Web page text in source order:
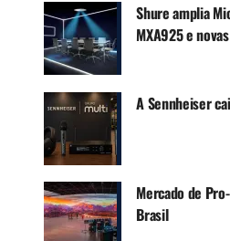
combinarem com precisão
mais amplos e nítidos. O
baixa proporciona o
verdadeiro subwoofer sem
detalhe.
CONTINUE ACOMPANHANDO
Receba novas matérias do
WhatsApp e no Google News.
Shure amplia
MXA925 e
A Sennheiser
Mercado de
Brasil